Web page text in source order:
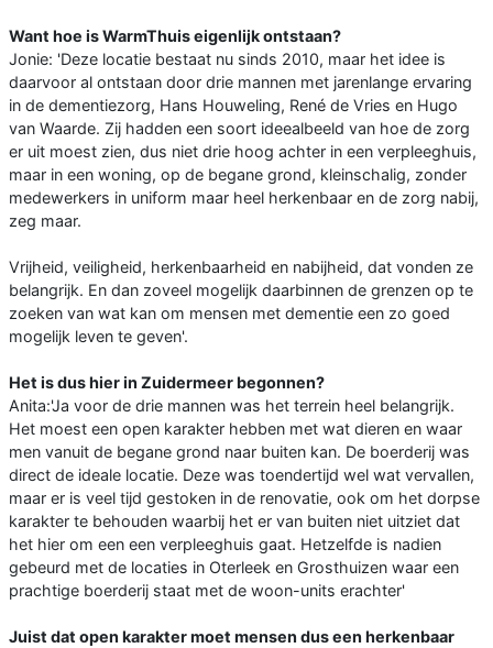
Want hoe is WarmThuis eigenlijk ontstaan?
Jonie: 'Deze locatie bestaat nu sinds 2010, maar het idee is
daarvoor al ontstaan door drie mannen met jarenlange ervaring
in de dementiezorg, Hans Houweling, René de Vries en Hugo
van Waarde. Zij hadden een soort ideealbeeld van hoe de zorg
er uit moest zien, dus niet drie hoog achter in een verpleeghuis,
maar in een woning, op de begane grond, kleinschalig, zonder
medewerkers in uniform maar heel herkenbaar en de zorg nabij,
zeg maar.
Vrijheid, veiligheid, herkenbaarheid en nabijheid, dat vonden ze
belangrijk. En dan zoveel mogelijk daarbinnen de grenzen op te
zoeken van wat kan om mensen met dementie een zo goed
mogelijk leven te geven'.
Het is dus hier in Zuidermeer begonnen?
Anita:'Ja voor de drie mannen was het terrein heel belangrijk.
Het moest een open karakter hebben met wat dieren en waar
men vanuit de begane grond naar buiten kan. De boerderij was
direct de ideale locatie. Deze was toendertijd wel wat vervallen,
maar er is veel tijd gestoken in de renovatie, ook om het dorpse
karakter te behouden waarbij het er van buiten niet uitziet dat
het hier om een een verpleeghuis gaat. Hetzelfde is nadien
gebeurd met de locaties in Oterleek en Grosthuizen waar een
prachtige boerderij staat met de woon-units erachter'
Juist dat open karakter moet mensen dus een herkenbaar